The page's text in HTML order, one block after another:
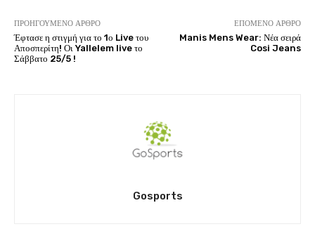
ΠΡΟΗΓΟΎΜΕΝΟ ΆΡΘΡΟ
Έφτασε η στιγμή για το 1ο Live του
Αποσπερίτη! Οι Yallelem live το
Σάββατο 25/5 !
ΕΠΌΜΕΝΟ ΆΡΘΡΟ
Manis Mens Wear: Νέα σειρά
Cosi Jeans
Gosports